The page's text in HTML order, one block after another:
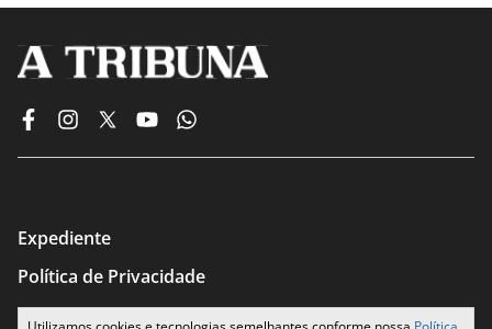
Expediente
Política de Privacidade
Termos de Uso